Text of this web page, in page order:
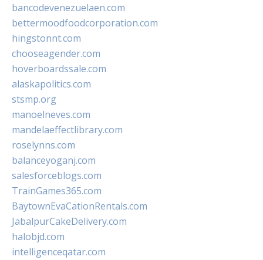
bancodevenezuelaen.com
bettermoodfoodcorporation.com
hingstonnt.com
chooseagender.com
hoverboardssale.com
alaskapolitics.com
stsmp.org
manoelneves.com
mandelaeffectlibrary.com
roselynns.com
balanceyoganj.com
salesforceblogs.com
TrainGames365.com
BaytownEvaCationRentals.com
JabalpurCakeDelivery.com
halobjd.com
intelligenceqatar.com